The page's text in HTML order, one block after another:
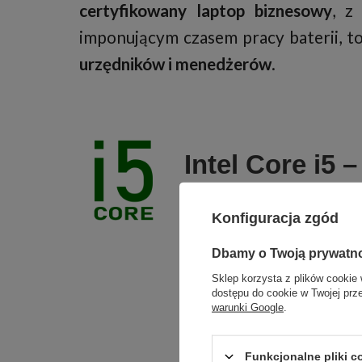
certyfikowany laptop biznesowy, z
imponującym czasem pracy baterii,
urzędników i menedżerów.
Intel Core i5
Postaw na
Core i5.
obsługę wielu
4.4 GHz
Konfiguracja zgód
Dbamy o Twoją
Sklep korzysta z plików cookie
dostępu do cookie w Twojej
warunki Google
Funkcjonalne pliki